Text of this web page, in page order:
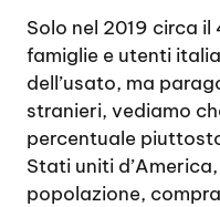
Solo nel 2019 circa
famiglie e utenti
dell’usato, ma
stranieri, vediamo
percentuale
Stati uniti
popolazione,